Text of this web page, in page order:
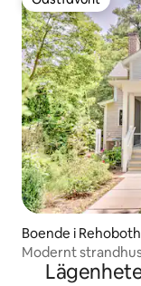
Gästfavorit
Boende i
Modernt